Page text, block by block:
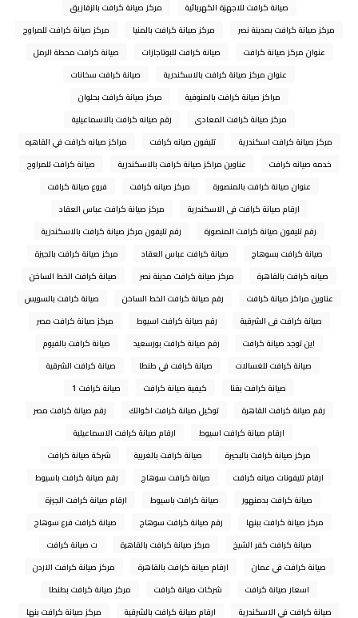
صيانة كرافت للاجهزة الكهربائية
مركز صيانة كرافت بالزقازيق
مركز صيانة كرافت بمدينة نصر
مركز صيانة كرافت بالمنيا
مركز صيانة كرافت للمراوح
عنوان مركز صيانة كرافت
صيانة كرافت للبوتاجازات
صيانة كرافت محطة الرمل
عنوان مركز صيانة كرافت بالاسكندرية
صيانة كرافت سخانات
مراكز صيانة كرافت بالمنوفية
مركز صيانة كرافت بحلوان
مركز صيانة كرافت المعادى
رقم صيانه كرافت بالاسماعيلية
مركز صيانة كرافت اسكندرية
تليفون صيانه كرافت
مراكز صيانه كرافت في القاهره
خدمه صيانه كرافت
عناوين مراكز صيانة كرافت بالاسكندرية
صيانة كرافت للمراوح
عنوان صيانة كرافت بالمنصورة
مركز صيانه كرافت
فروع صيانة كرافت
ارقام صيانة كرافت فى الاسكندرية
مركز صيانة كرافت عباس العقاد
رقم تليفون صيانة كرافت المنصورة
رقم تليفون مركز صيانة كرافت بالاسكندرية
صيانة كرافت بسوهاج
صيانة كرافت عباس العقاد
مركز صيانة كرافت بالجيزة
صيانه كرافت بالقاهرة
مركز صيانة كرافت مدينة نصر
صيانة كرافت الخط الساخن
عناوين مراكز صيانة كرافت
رقم صيانة كرافت الخط الساخن
صيانة كرافت بالسويس
صيانة كرافت فى الشرقية
رقم صيانة كرافت اسيوط
مركز صيانة كرافت مصر
اين توجد صيانة كرافت
رقم صيانة كرافت بورسعيد
صيانة كرافت بالفيوم
صيانة كرافت للغسالات
صيانة كرافت في طنطا
صيانة كرافت الشرقية
صيانة كرافت بقنا
كيفية صيانة كرافت
صيانة كرافت 1
رقم صيانة كرافت القاهرة
توكيل صيانة كرافت اكواتك
رقم صيانة كرافت مصر
ارقام صيانة كرافت اسيوط
ارقام صيانة كرافت الاسماعيلية
مركز صيانة كرافت بالبحيرة
صيانة كرافت بالغربية
شركة صيانة كرافت
ارقام تليفونات صيانه كرافت
صيانة كرافت سوهاج
رقم صيانة كرافت باسيوط
صيانة كرافت بدمنهور
صيانة كرافت باسيوط
ارقام صيانة كرافت الجيزة
مركز صيانة كرافت ببنها
رقم صيانة كرافت سوهاج
صيانة كرافت فرع سوهاج
صيانة كرافت كفر الشيخ
مركز صيانة كرافت بالقاهرة
ت صيانة كرافت
صيانة كرافت في عمان
ارقام صيانة كرافت بالقاهرة
مركز صيانة كرافت الاردن
اسعار صيانة كرافت
شركات صيانة كرافت
مركز صيانة كرافت بطنطا
صيانة كرافت في الاسكندرية
ارقام صيانة كرافت بالشرقية
مركز صيانة كرافت بنها